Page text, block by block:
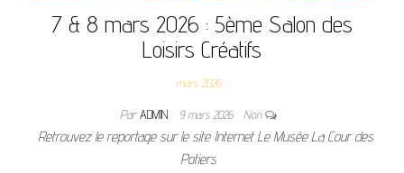
7 & 8 mars 2026 : 5ème Salon des
Loisirs Créatifs
mars 2026
ParADMIN 9 mars 2026 Non
Retrouvez le reportage sur le site Internet Le Musée La Cour des
Potiers